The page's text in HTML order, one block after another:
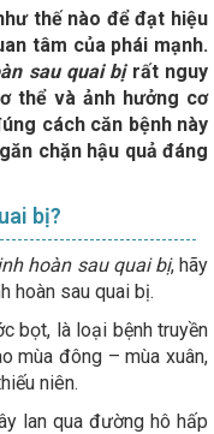
thế nào để đạt hiệu
tâm của phái mạnh.
sau quai bị rất nguy
thể và ảnh hưởng cơ
cách căn bệnh này
chặn hậu quả đáng
bị?
hoàn sau quai bị, hãy
hoàn sau quai bị.
bọt, là loại bệnh truyền
mùa đông – mùa xuân,
niên.
lan qua đường hô hấp